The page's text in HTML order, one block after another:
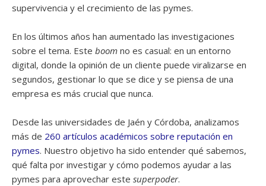
supervivencia y el crecimiento de las pymes.
En los últimos años han aumentado las investigaciones
sobre el tema. Este boom no es casual: en un entorno
digital, donde la opinión de un cliente puede viralizarse en
segundos, gestionar lo que se dice y se piensa de una
empresa es más crucial que nunca.
Desde las universidades de Jaén y Córdoba, analizamos
más de 260 artículos académicos sobre reputación en
pymes. Nuestro objetivo ha sido entender qué sabemos,
qué falta por investigar y cómo podemos ayudar a las
pymes para aprovechar este superpoder.